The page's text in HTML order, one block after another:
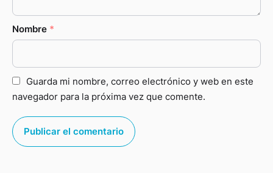
Nombre *
Guarda mi nombre, correo electrónico y web en este
navegador para la próxima vez que comente.